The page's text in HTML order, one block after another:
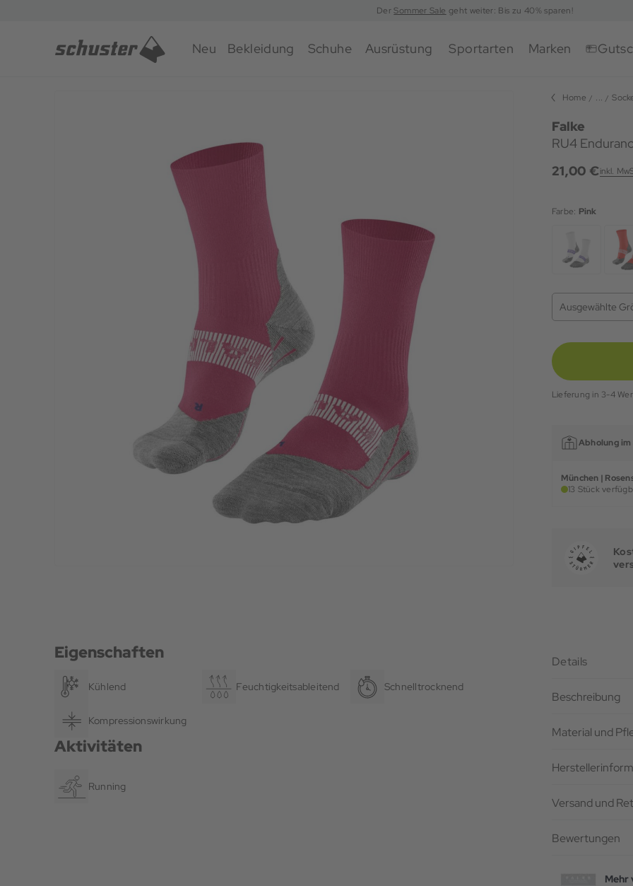
DerSommer Sale geht weiter: Bis zu 40% sparen!
Neu Bekleidung Schuhe Ausrüstung Sportarten Marken
Home ...
Falke
RU4
21,00 €inkl.
Farbe: Pink
Ausgewählte
Lieferung in 3-4
Abholung im
München |
13 Stück
Eigenschaften
Kühlend Feuchtigkeitsableitend Schnelltrocknend
Kompressionswirkung
Aktivitäten
Running
Details
Beschreibung
Material und
Versand und
Bewertungen
Mehr